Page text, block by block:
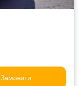
Замовити